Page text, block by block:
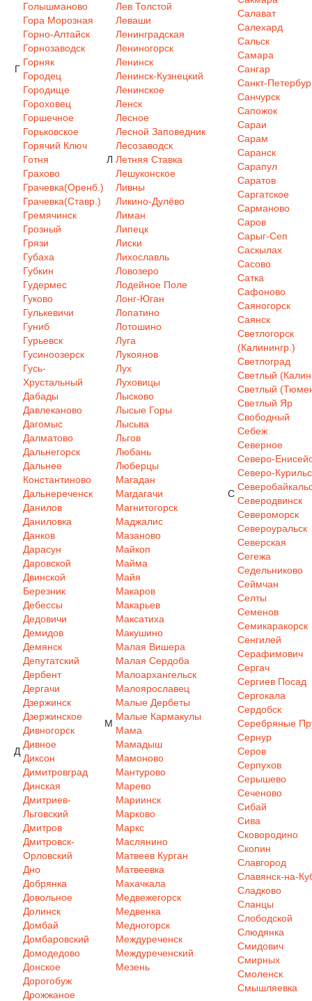
Г
Голышманово
Гора Морозная
Горно-Алтайск
Горнозаводск
Горняк
Городец
Городище
Гороховец
Горшечное
Горьковское
Горячий Ключ
Готня
Грахово
Грачевка(Оренб.)
Грачевка(Ставр.)
Гремячинск
Грозный
Грязи
Губаха
Губкин
Гудермес
Гуково
Гулькевичи
Гуниб
Гурьевск
Гусиноозерск
Гусь-
Хрустальный
Д
Дабады
Давлеканово
Дагомыс
Далматово
Дальнегорск
Дальнее
Константиново
Дальнереченск
Данилов
Даниловка
Данков
Дарасун
Даровской
Двинской
Березник
Дебессы
Дедовичи
Демидов
Демянск
Депутатский
Дербент
Дергачи
Дзержинск
Дзержинское
Дивногорск
Дивное
Диксон
Димитровград
Динская
Дмитриев-
Льговский
Дмитров
Дмитровск-
Орловский
Дно
Добрянка
Довольное
Долинск
Домбай
Домбаровский
Домодедово
Донское
Дорогобуж
Дрожжаное
Л
Лев Толстой
Леваши
Ленинградская
Лениногорск
Ленинск
Ленинск-Кузнецкий
Ленинское
Ленск
Лесное
Лесной Заповедник
Лесозаводск
Летняя Ставка
Лешуконское
Ливны
Ликино-Дулёво
Лиман
Липецк
Лиски
Лихославль
Ловозеро
Лодейное Поле
Лонг-Юган
Лопатино
Лотошино
Луга
Лукоянов
Лух
Луховицы
Лысково
Лысые Горы
Лысьва
Льгов
Любань
Люберцы
М
Магадан
Магдагачи
Магнитогорск
Маджалис
Мазаново
Майкоп
Майма
Майя
Макаров
Макарьев
Максатиха
Макушино
Малая Вишера
Малая Сердоба
Малоархангельск
Малоярославец
Малые Дербеты
Малые Кармакулы
Мама
Мамадыш
Мамоново
Мантурово
Марево
Мариинск
Марково
Маркс
Маслянино
Матвеев Курган
Матвеевка
Махачкала
Медвежегорск
Медвенка
Медногорск
Междуреченск
Междуреченский
Мезень
С
Салават
Салехард
Сальск
Самара
Сангар
Санкт-
Санчурск
Сапожок
Сараи
Сарам
Саранск
Сарапул
Саратов
Саргатское
Сарманово
Саров
Сарыг-Сеп
Саскылах
Сасово
Сатка
Сафоново
Саяногорск
Саянск
Светлогорск
(Калинингр.)
Светлоград
Светлый
Светлый
Светлый Яр
Свободный
Себеж
Северное
Северо-
Северо-
Северодвинск
Североморск
Североуральск
Северская
Сегежа
Седельниково
Сеймчан
Селты
Семенов
Семикаракорск
Сенгилей
Серафимович
Сергач
Сергиев Посад
Сергокала
Сердобск
Серебряные
Сернур
Серов
Серпухов
Серышево
Сеченово
Сибай
Сива
Сковородино
Скопин
Славгород
Славянск-на-
Сладково
Сланцы
Слободской
Слюдянка
Смидович
Смирных
Смоленск
Смышляевка